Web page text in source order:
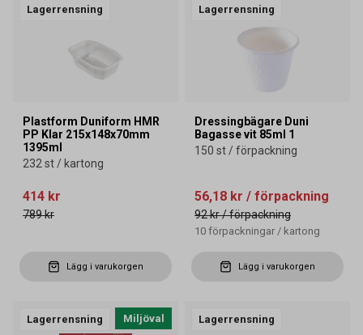
Lagerrensning
Plastform Duniform HMR
PP Klar 215x148x70mm
1395ml
232 st / kartong
414 kr
789 kr
Lägg i varukorgen
Lagerrensning
Dressingbägare Duni
Bagasse vit 85ml 1
150 st / förpackning
56,18 kr / förpackning
92 kr/ förpackning
10 förpackningar / kartong
Lägg i varukorgen
Lagerrensning Miljöval Lagerrensning